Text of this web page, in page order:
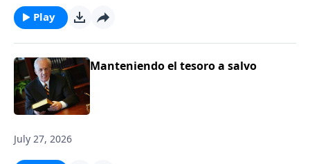
Play
Manteniendo el tesoro a salvo
July 27, 2026